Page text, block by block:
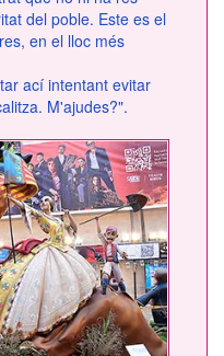
del poble. Este es el
en el lloc més
ací intentant evitar
M'ajudes?".